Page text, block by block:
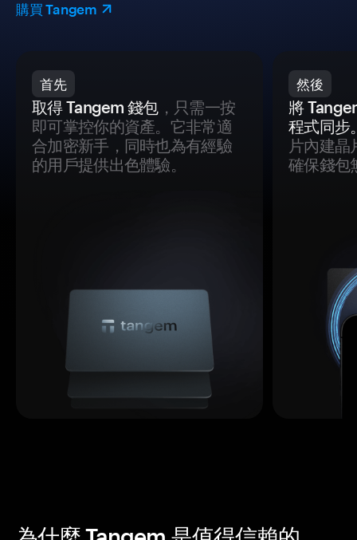
購買 Tangem
首先
取得 Tangem 錢包，只需一按
即可掌控你的資產。它非常適
合加密新手，同時也為有經驗
的用戶提供出色體驗。
然後
將
程式同步
片內建晶
確保錢包